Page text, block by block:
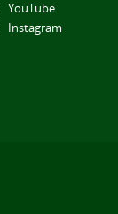
YouTube
Instagram